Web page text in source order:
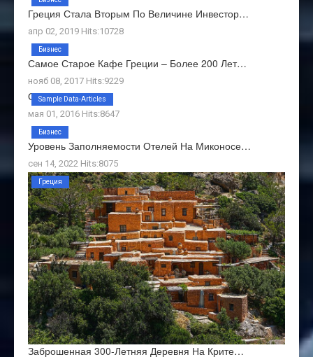
Греция Стала Вторым По Величине Инвестор…
апр 02, 2019 Hits:10728
Самое Старое Кафе Греции – Более 200 Лет…
нояб 08, 2017 Hits:9229
Бизнес
О Нас
мая 01, 2016 Hits:8647
Sample Data-Articles
Уровень Заполняемости Отелей На Миконосе…
сен 14, 2022 Hits:8075
Бизнес
Заброшенная 300-Летняя Деревня На Крите…
Греция